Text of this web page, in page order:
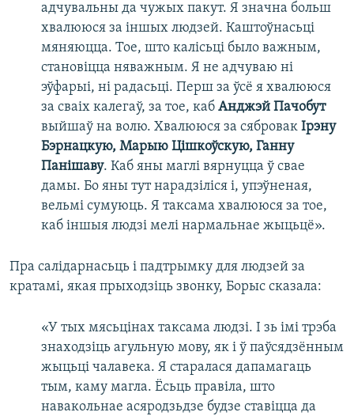
адчувальны да чужых пакут. Я значна больш
хвалююся за іншых людзей. Каштоўнасьці
мяняюцца. Тое, што калісьці было важным,
становіцца няважным. Я не адчуваю ні
эўфарыі, ні радасьці. Перш за ўсё я хвалююся
за сваіх калегаў, за тое, каб Анджэй Пачобут
выйшаў на волю. Хвалююся за сябровак Ірэну
Бэрнацкую, Марыю Цішкоўскую, Ганну
Панішаву. Каб яны маглі вярнуцца ў свае
дамы. Бо яны тут нарадзіліся і, упэўненая,
вельмі сумуюць. Я таксама хвалююся за тое,
каб іншыя людзі мелі нармальнае жыцьцё».
Пра салідарнасьць і падтрымку для людзей за
кратамі, якая прыходзіць звонку, Борыс сказала:
«У тых мясьцінах таксама людзі. І зь імі трэба
знаходзіць агульную мову, як і ў паўсядзённым
жыцьці чалавека. Я старалася дапамагаць
тым, каму магла. Ёсьць правіла, што
навакольнае асяродзьдзе будзе ставіцца да